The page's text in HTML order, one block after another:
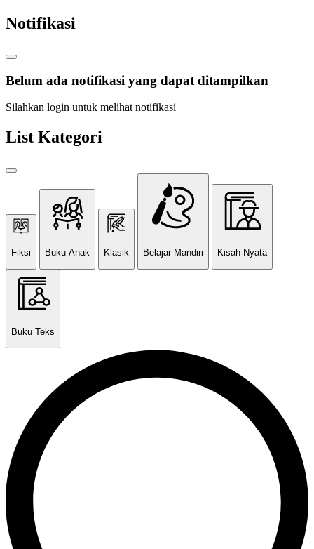
Notifikasi
Belum ada notifikasi yang dapat ditampilkan
Silahkan login untuk melihat notifikasi
List Kategori
Fiksi Buku Anak Klasik Belajar Mandiri Kisah Nyata
Buku Teks